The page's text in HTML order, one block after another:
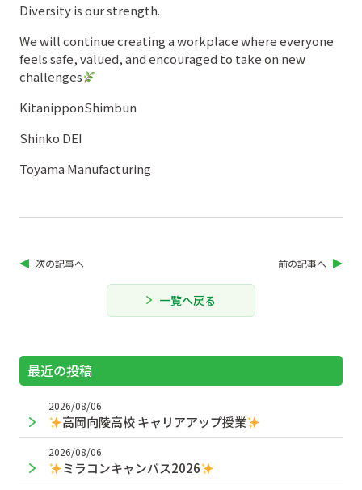
Diversity is our strength.
We will continue creating a workplace where everyone
feels safe, valued, and encouraged to take on new
challenges
KitanipponShimbun
Shinko DEI
Toyama Manufacturing
前の記事へ
次の記事へ
一覧へ戻る
最近の投稿
高岡向陵高校 キャリアアップ授業
2026/08/06
ミラコンキャンバス2026
2026/08/06